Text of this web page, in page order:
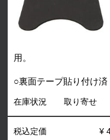
用。
○裏面テープ貼り付け済
在庫状況 取り寄せ
税込定価
¥